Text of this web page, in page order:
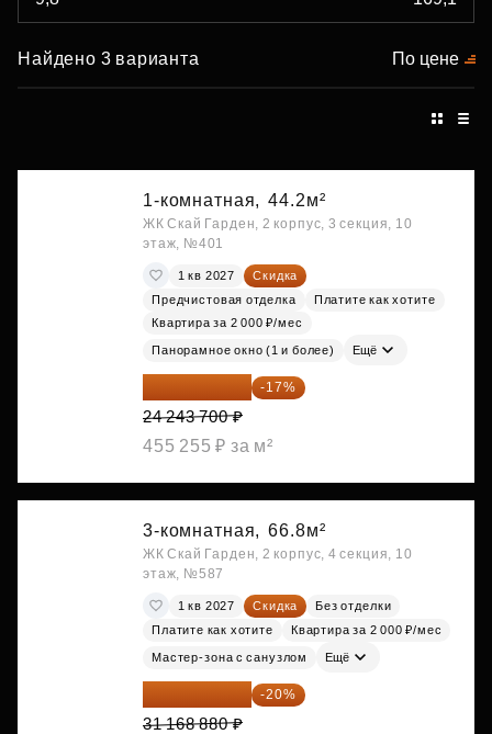
Найдено 3 варианта По цене
1-комнатная, 44.2м²
ЖК Скай Гарден, 2 корпус, 3 секция, 10
этаж, №401
1 кв 2027
Скидка
Предчистовая отделка
Платите как хотите
Квартира за 2 000 ₽/мес
Панорамное окно (1 и более) Ещё
20 122 271 ₽ -17%
24 243 700 ₽
455 255 ₽ за м²
3-комнатная, 66.8м²
ЖК Скай Гарден, 2 корпус, 4 секция, 10
этаж, №587
1 кв 2027 Скидка
Без отделки
Платите как хотите
Квартира за 2 000 ₽/мес
Мастер-зона с санузлом Ещё
24 935 104 ₽ -20%
31 168 880 ₽